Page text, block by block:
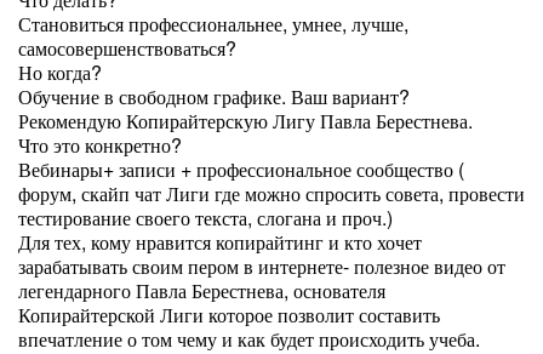
Становиться профессиональнее, умнее, лучше,
самосовершенствоваться?
Но когда?
Обучение в свободном графике. Ваш вариант?
Рекомендую Копирайтерскую Лигу Павла Берестнева.
Что это конкретно?
Вебинары+ записи + профессиональное сообщество (
форум, скайп чат Лиги где можно спросить совета, провести
тестирование своего текста, слогана и проч.)
Для тех, кому нравится копирайтинг и кто хочет
зарабатывать своим пером в интернете- полезное видео от
легендарного Павла Берестнева, основателя
Копирайтерской Лиги которое позволит составить
впечатление о том чему и как будет происходить учеба.